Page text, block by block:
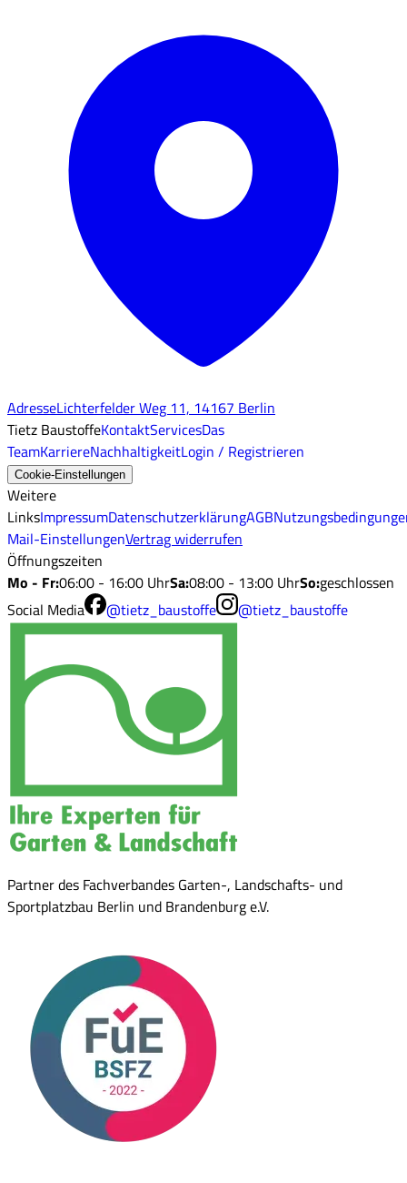
AdresseLichterfelder Weg 11, 14167 Berlin
Tietz BaustoffeKontaktServicesDas
TeamKarriereNachhaltigkeitLogin / Registrieren
Cookie-Einstellungen
Weitere
LinksImpressumDatenschutzerklärungAGB
Mail-EinstellungenVertrag widerrufen
Öffnungszeiten
Mo - Fr:06:00 - 16:00 UhrSa:08:00 - 13:00 UhrSo:geschlossen
Social Media
@tietz_baustoffe @tietz_baustoffe
Partner des Fachverbandes Garten-, Landschafts- und
Sportplatzbau Berlin und Brandenburg e.V.